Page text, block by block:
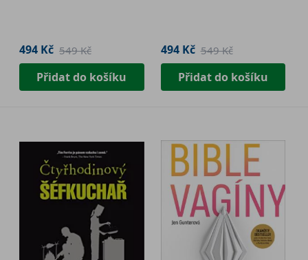
494 Kč 549 Kč
Přidat do košíku
494 Kč 549 Kč
Přidat do košíku